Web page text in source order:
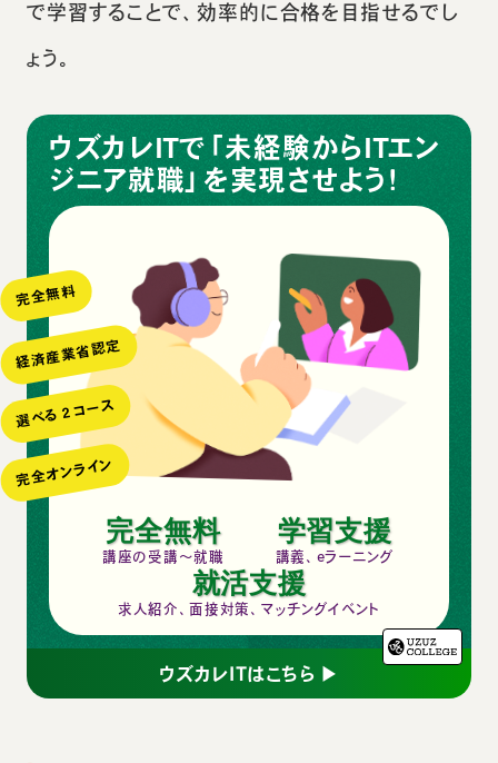
で学習することで、効率的に合格を目指せるでし
ょう。
ウズカレITで「未経験からITエン
ジニア就職」を実現させよう！
完全無料
講座の受講～就職
学習支援
講義、eラーニング
就活支援
求人紹介、面接対策、マッチングイベント
完全無料
経済産業省認定
選べる２コース
完全オンライン
ウズカレITはこちら ▶